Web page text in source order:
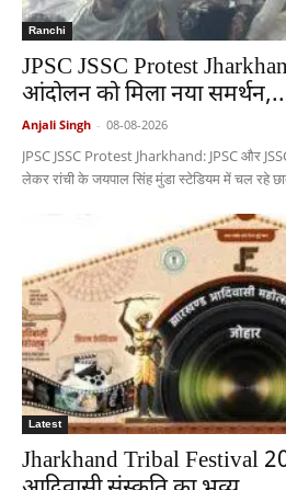
Ranchi
JPSC JSSC Protest
आंदोलन को मिला नया
Anjali Singh - 08-08-2026
JPSC JSSC Protest Jharkhand: JPSC और
लेकर रांची के जयपाल सिंह मुंडा स्टेडियम में चल रहे
Latest
Jharkhand Tribal Festival